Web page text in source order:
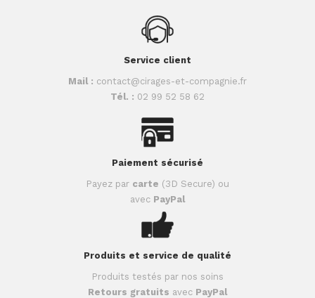
Service client
Mail : contact@cirages-et-compagnie.fr
Tél. : 02 99 52 58 62
Paiement sécurisé
Payez par carte (3D Secure) ou
avec PayPal
Produits et service de qualité
Produits testés par nos soins
Retours gratuits avec PayPal